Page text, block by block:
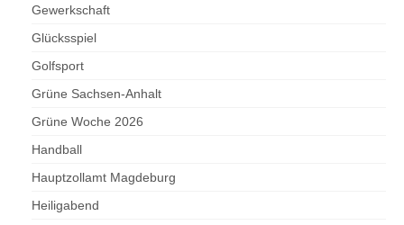
Gewerkschaft
Glücksspiel
Golfsport
Grüne Sachsen-Anhalt
Grüne Woche 2026
Handball
Hauptzollamt Magdeburg
Heiligabend